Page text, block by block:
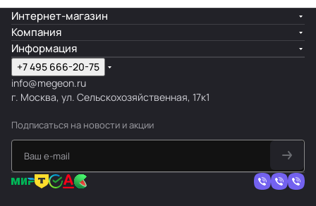
Интернет-магазин
Компания
Информация
+7 495 666-20-75
info@megeon.ru
г. Москва, ул. Сельскохозяйственная, 17к1
Подписаться на новости и акции